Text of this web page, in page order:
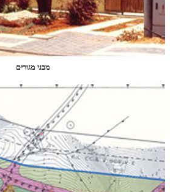
מבני מגורים